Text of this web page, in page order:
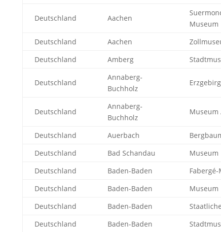
Deutschland Aachen
Museum
Deutschland
Aachen
Deutschland
Amberg
Deutschland
Annaberg-
Buchholz
Deutschland
Annaberg-
Buchholz
Museum
Deutschland Auerbach
Deutschland
Bad Schandau
Museum
Deutschland
Baden-Baden
Deutschland
Baden-Baden
Museum
Deutschland
Baden-Baden
Deutschland
Baden-Baden